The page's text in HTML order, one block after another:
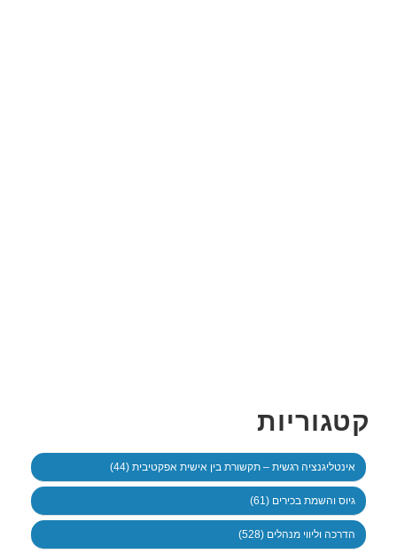
קטגוריות
אינטליגנציה רגשית – תקשורת בין אישית אפקטיבית (44)
גיוס והשמת בכירים (61)
הדרכה וליווי מנהלים (528)